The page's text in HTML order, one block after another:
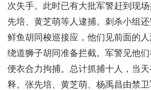
次失手。此时已有大批军警赶到现
先培、黄芝萌等人逮捕。刺杀小组
鲜鱼胡同梭巡接应，他们见前面的
绕道狮子胡同准备拦截。军警见他
便衣合力拘捕。总计抓捕十人，当
释。张先培、黄芝萌、杨禹昌由禁